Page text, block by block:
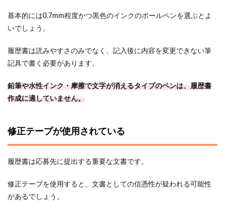
基本的には0.7mm程度かつ黒色のインクのボールペンを選ぶとよ
いでしょう。
履歴書は読みやすさのみでなく、記入後に内容を変更できない筆
記具で書く必要があります。
鉛筆や水性インク・摩擦で文字が消えるタイプのペンは、履歴書
作成に適していません。
修正テープが使用されている
履歴書は応募先に提出する重要な文書です。
修正テープを使用すると、文書としての信憑性が疑われる可能性
があるでしょう。